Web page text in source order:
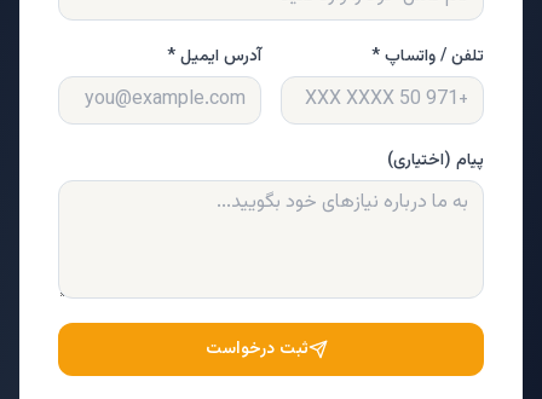
تلفن / واتساپ * آدرس ایمیل *
پیام (اختیاری)
ثبت درخواست